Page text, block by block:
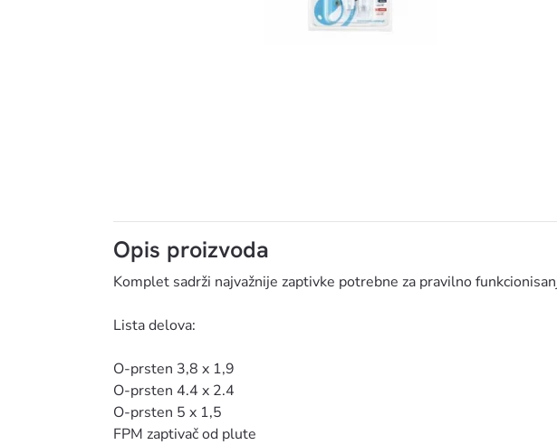
Opis proizvoda
Komplet sadrži najvažnije zaptivke potrebne za pravilno
Lista delova:
O-prsten 3,8 x 1,9
O-prsten 4.4 x 2.4
O-prsten 5 x 1,5
FPM zaptivač od plute